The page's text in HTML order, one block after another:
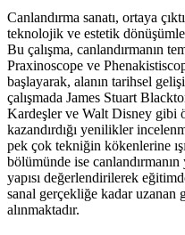
Canlandırma sanatı, ortaya
teknolojik ve estetik
Bu çalışma, canlandırmanın
Praxinoscope ve
başlayarak, alanın tarihsel
çalışmada James Stuart
Kardeşler ve Walt Disney gibi
kazandırdığı yenilikler
pek çok tekniğin kökenlerine
bölümünde ise canlandırmanın
yapısı değerlendirilerek
sanal gerçekliğe kadar uzanan
alınmaktadır.